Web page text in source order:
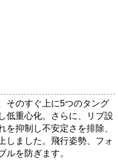
そのすぐ上に5つのタング
低重心化。さらに、リブ設
抑制し不安定さを排除、
しました。飛行姿勢、フォ
ルを防ぎます。